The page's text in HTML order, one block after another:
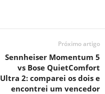
Próximo artigo
Sennheiser Momentum 5
vs Bose QuietComfort
Ultra 2: comparei os dois e
encontrei um vencedor